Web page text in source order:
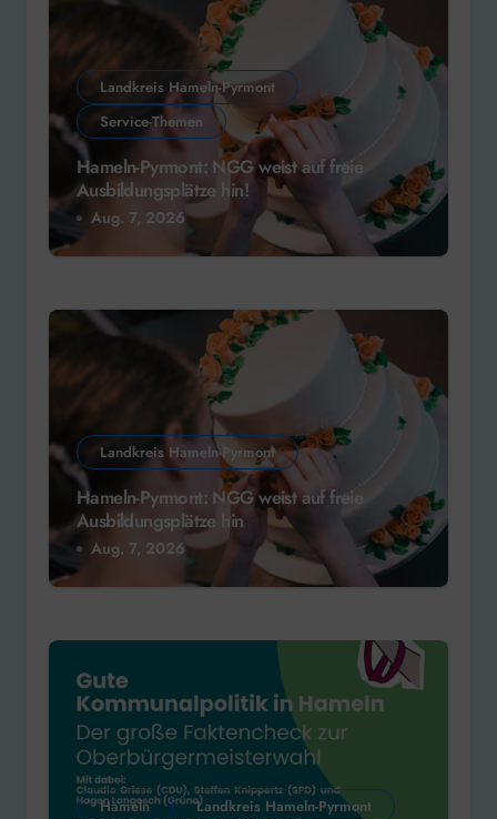
Landkreis Hameln-Pyrmont
Service-Themen
Hameln-Pyrmont: NGG weist auf freie
Ausbildungsplätze hin!
Aug. 7, 2026
Landkreis Hameln-Pyrmont
Hameln-Pyrmont: NGG weist auf freie
Ausbildungsplätze hin
Aug. 7, 2026
Hameln Landkreis Hameln-Pyrmont